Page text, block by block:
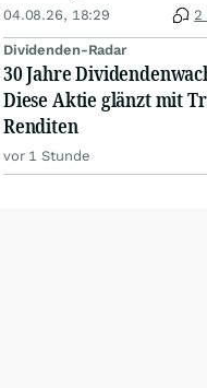
04.08.26, 18:29 2
Dividenden-Radar
30 Jahre
Diese Aktie glänzt mit
Renditen
vor 1 Stunde